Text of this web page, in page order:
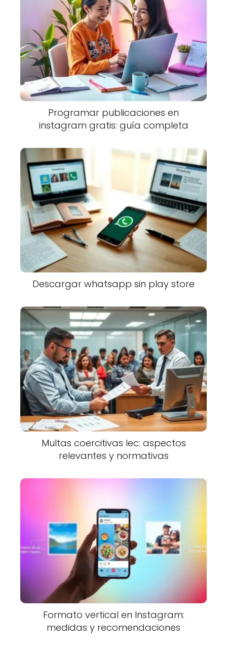
Programar publicaciones en
instagram gratis: guía completa
Descargar whatsapp sin play store
Multas coercitivas lec: aspectos
relevantes y normativas
Formato vertical en Instagram:
medidas y recomendaciones